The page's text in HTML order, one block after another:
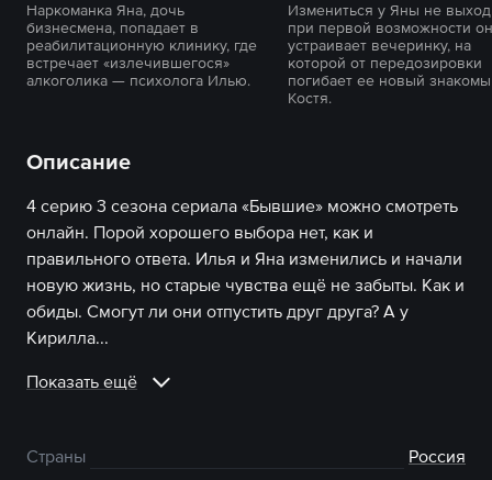
Наркоманка Яна, дочь
бизнесмена, попадает в
реабилитационную клинику, где
встречает «излечившегося»
алкоголика — психолога Илью.
Измениться у Яны не
при первой возможности
устраивает вечеринку, на
которой от передозировки
погибает ее новый
Костя.
Описание
4 серию 3 сезона сериала «Бывшие» можно смотреть
онлайн. Порой хорошего выбора нет, как и
правильного ответа. Илья и Яна изменились и начали
новую жизнь, но старые чувства ещё не забыты. Как и
обиды. Смогут ли они отпустить друг друга? А у
Кирилла...
Показать ещё
Страны
Россия